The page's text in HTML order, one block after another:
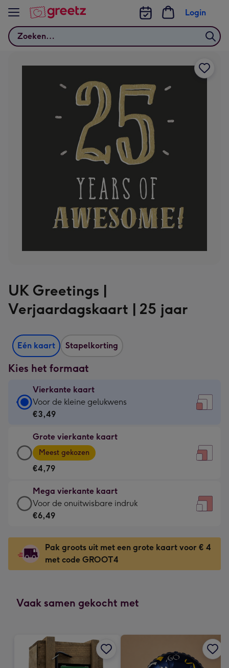
Bekijk meer
Zoeken
Login
UK Greetings |
Verjaardagskaart | 25 jaar
Eén kaart Stapelkorting
Kies het formaat
Vierkante kaart
Vierkante
kaart
€3,49
-
Voor
kleine
gelukwens
-
130
x
130
mm
Voor de kleine gelukwens
€3,49
Grote vierkante kaart
Grote
vierkante
kaart
-
€4,79
-
Meest
-
Dimensions:
167
mm
Meest gekozen
€4,79
Mega vierkante kaart
Mega
vierkante
-
€6,49
-
onuitwisbare
Dimensions:
240
x
Voor de onuitwisbare indruk
€6,49
Pak groots uit met een grote kaart voor € 4
met code GROOT4
Vaak samen gekocht met